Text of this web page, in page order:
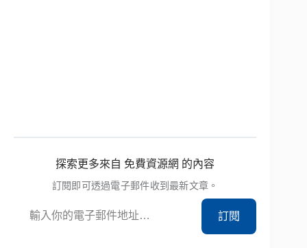
探索更多來自 免費資源網 的內容
訂閱即可透過電子郵件收到最新文章。
訂閱